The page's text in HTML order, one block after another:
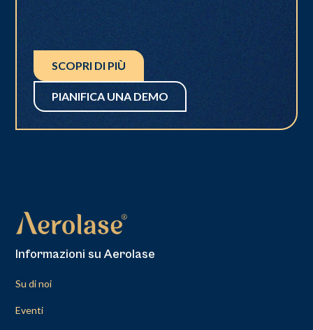
SCOPRI DI PIÙ
PIANIFICA UNA DEMO
Informazioni su Aerolase
Su di noi
Eventi